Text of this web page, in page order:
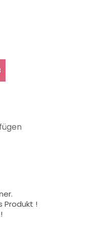
Produkt !
!